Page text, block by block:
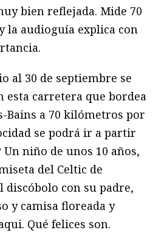
bien reflejada. Mide 70
la audioguía explica con
al 30 de septiembre se
esta carretera que bordea
Bains a 70 kilómetros por
se podrá ir a partir
niño de unos 10 años,
del Celtic de
discóbolo con su padre,
y camisa floreada y
Qué felices son.